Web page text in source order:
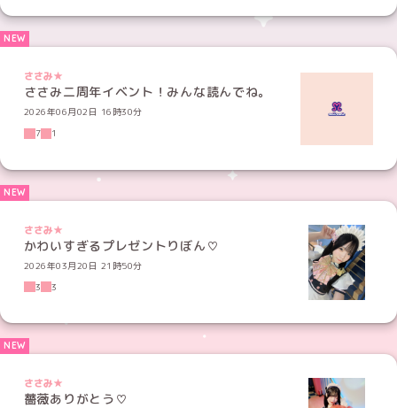
ささみ★
ささみ二周年イベント！みんな読んでね。
2026年06月02日 16時30分
7
1
ささみ★
かわいすぎるプレゼントりぼん♡
2026年03月20日 21時50分
3
3
ささみ★
薔薇ありがとう♡